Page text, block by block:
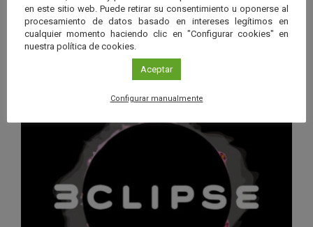
Próximos eventos Ver más
26 JUN 2026 - 26 ENE 2028
Planetario/Gérgal
Sevilla
en este sitio web. Puede retirar su consentimiento u oponerse al
procesamiento de datos basado en intereses legítimos en
cualquier momento haciendo clic en "Configurar cookies" en
nuestra política de cookies.
Aceptar
Configurar manualmente